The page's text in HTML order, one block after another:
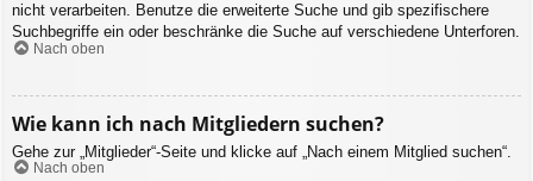
nicht verarbeiten. Benutze die erweiterte Suche und gib spezifischere
Suchbegriffe ein oder beschränke die Suche auf verschiedene Unterforen.
Nach oben
Wie kann ich nach Mitgliedern suchen?
Gehe zur „Mitglieder“-Seite und klicke auf „Nach einem Mitglied suchen“.
Nach oben